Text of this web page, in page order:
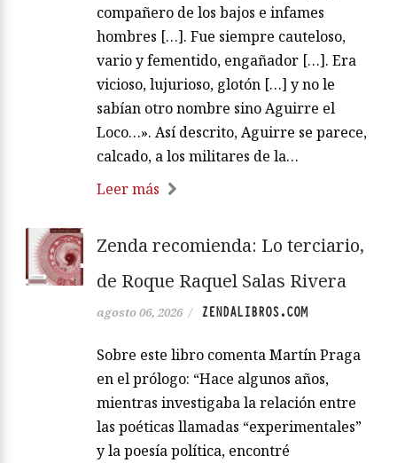
compañero de los bajos e infames
hombres […]. Fue siempre cauteloso,
vario y fementido, engañador […]. Era
vicioso, lujurioso, glotón […] y no le
sabían otro nombre sino Aguirre el
Loco…». Así descrito, Aguirre se parece,
calcado, a los militares de la…
Leer más
Zenda recomienda: Lo terciario,
de Roque Raquel Salas Rivera
agosto 06, 2026 / ZENDALIBROS.COM
Sobre este libro comenta Martín Praga
en el prólogo: “Hace algunos años,
mientras investigaba la relación entre
las poéticas llamadas “experimentales”
y la poesía política, encontré